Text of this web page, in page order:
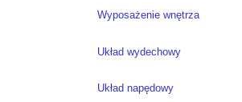
Wyposażenie wnętrza
Układ wydechowy
Układ napędowy